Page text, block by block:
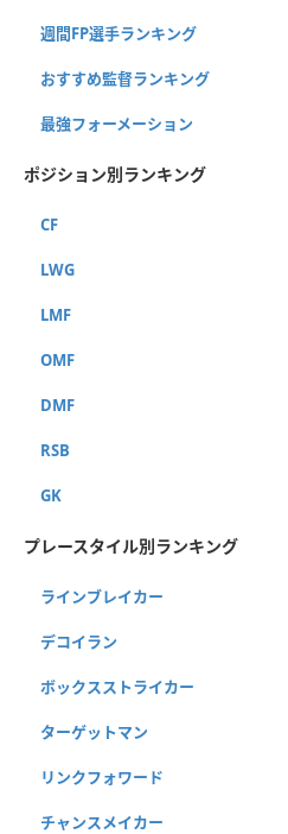
週間FP選手ランキング
おすすめ監督ランキング
最強フォーメーション
ポジション別ランキング
CF
LWG
LMF
OMF
DMF
RSB
GK
プレースタイル別ランキング
ラインブレイカー
デコイラン
ボックスストライカー
ターゲットマン
リンクフォワード
チャンスメイカー